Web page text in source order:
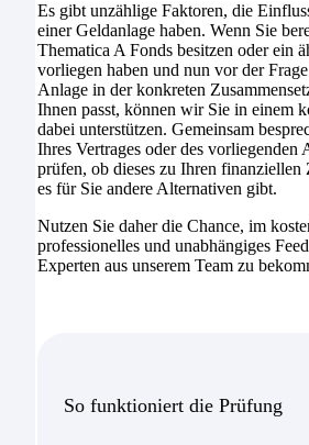
Es gibt unzählige Faktoren, die
einer Geldanlage haben. Wenn Sie
Thematica A Fonds besitzen oder ein
vorliegen haben und nun vor der
Anlage in der konkreten
Ihnen passt, können wir Sie in einem
dabei unterstützen. Gemeinsam
Ihres Vertrages oder des vorliegenden
prüfen, ob dieses zu Ihren finanziellen
es für Sie andere Alternativen gibt.
Nutzen Sie daher die Chance, im
professionelles und unabhängiges
Experten aus unserem Team zu
So funktioniert die Prüfung